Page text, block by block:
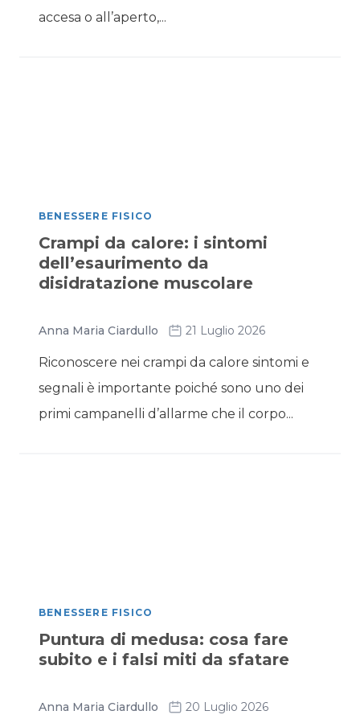
accesa o all’aperto,...
BENESSERE FISICO
Crampi da calore: i sintomi
dell’esaurimento da
disidratazione muscolare
Anna Maria Ciardullo 21 Luglio 2026
Riconoscere nei crampi da calore sintomi e
segnali è importante poiché sono uno dei
primi campanelli d’allarme che il corpo...
BENESSERE FISICO
Puntura di medusa: cosa fare
subito e i falsi miti da sfatare
Anna Maria Ciardullo 20 Luglio 2026